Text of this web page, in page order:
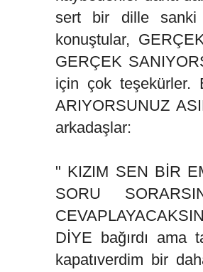
sert bir dille sanki
konuştular,
GERÇEK
için çok teşekürler.
ARIYORSUNUZ
arkadaşlar:
" KIZIM SEN BİR
SORU
DİYE bağırdı ama
kapatıverdim bir